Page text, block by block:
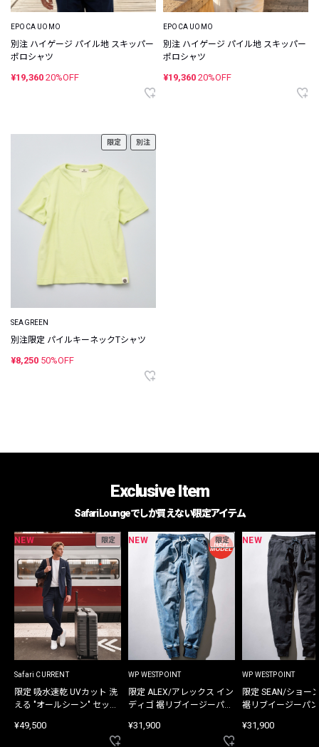
EPOCA UOMO
別注 ハイゲージ パイル地 スキッパー
ポロシャツ
¥19,360 20%OFF
EPOCA UOMO
別注 ハイゲージ パイル地 スキッパー
ポロシャツ
¥19,360 20%OFF
限定 別注
SEAGREEN
別注限定 パイルキーネックTシャツ
¥8,250 50%OFF
Exclusive Item
Safari Loungeでしか買えない限定アイテム
NEW 限定
Safari CURRENT
限定 吸水速乾 UVカット 洗
える "オールシーン" セット
¥49,500
NEW 限定
WP WESTPOINT
限定 ALEX/アレックス イン
ディゴ 裾リブイージーパン
¥31,900
NEW
WP WESTPOINT
限定 SEAN/ショー
裾リブイージーパ
¥31,900